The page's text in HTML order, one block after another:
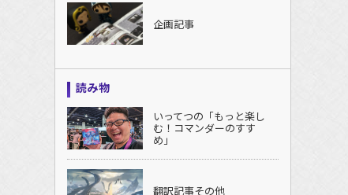
企画記事
読み物
いってつの「もっと楽し
む！コマンダーのすす
め」
翻訳記事その他